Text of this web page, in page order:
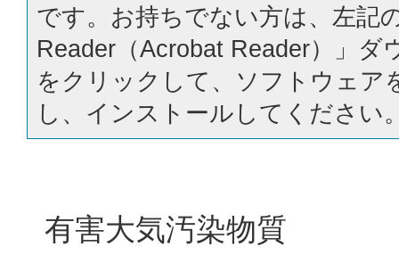
です。お持ちでない方は、左記
Reader（Acrobat Reader）」ダ
をクリックして、ソフトウェア
し、インストールしてください
有害大気汚染物質